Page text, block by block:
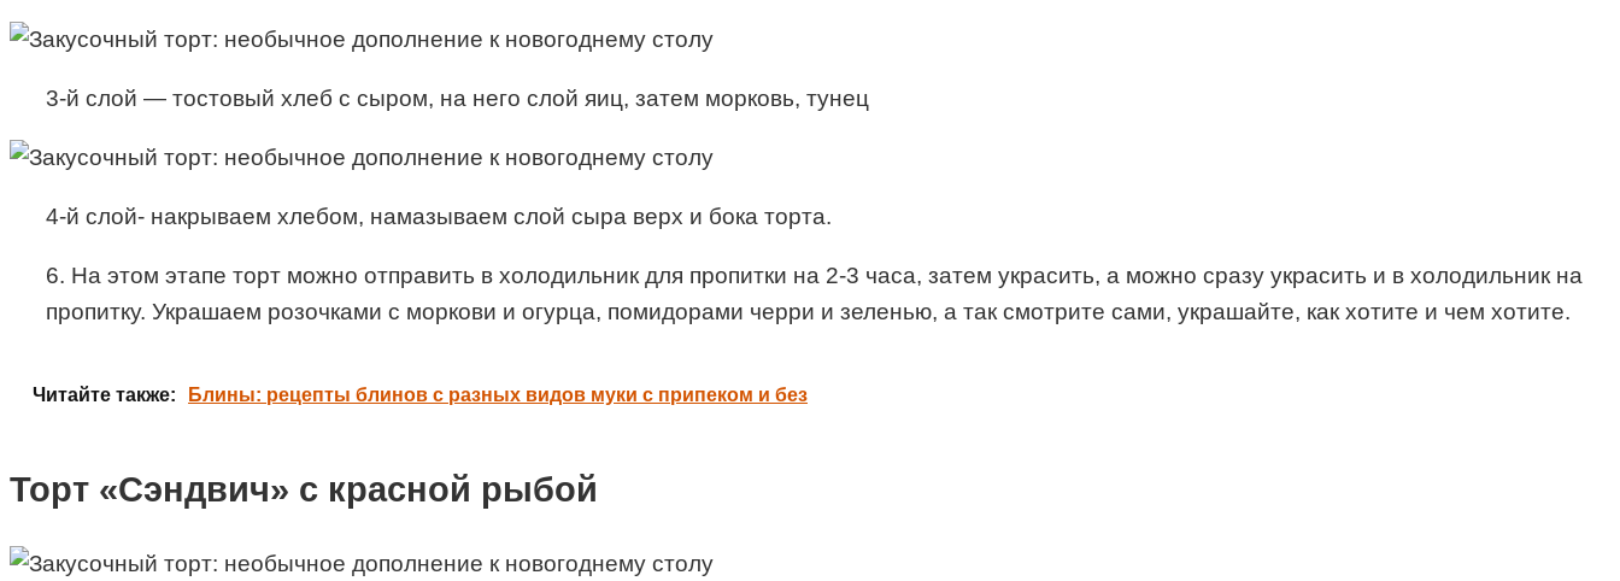
3-й слой — тостовый хлеб с сыром, на него слой яиц, затем морковь, тунец
4-й слой- накрываем хлебом, намазываем слой сыра верх и бока торта.
6. На этом этапе торт можно отправить в холодильник для пропитки на 2-3 часа, затем украсить, а можно сразу украсить и в холодильник на
пропитку. Украшаем розочками с моркови и огурца, помидорами черри и зеленью, а так смотрите сами, украшайте, как хотите и чем хотите.
Читайте также: Блины: рецепты блинов с разных видов муки с припеком и без
Торт «Сэндвич» с красной рыбой